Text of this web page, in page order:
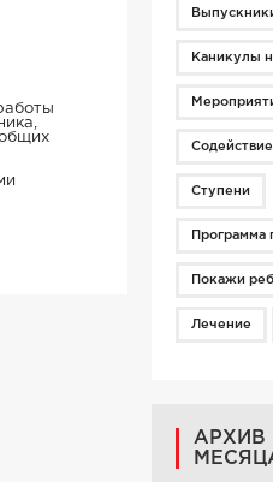
Каникулы
Ступени
Программа
Покажи
Лечение
АРХИВ